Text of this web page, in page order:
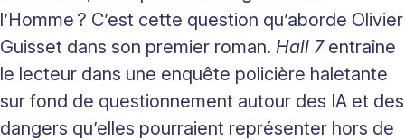
l’Homme ? C’est cette question qu’aborde Olivier
Guisset dans son premier roman. Hall 7entraîne
le lecteur dans une enquête policière haletante
sur fond de questionnement autour des IA et des
dangers qu’elles pourraient représenter hors de